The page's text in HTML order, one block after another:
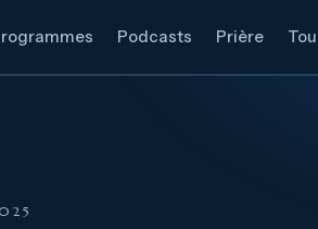
Podcasts Prière